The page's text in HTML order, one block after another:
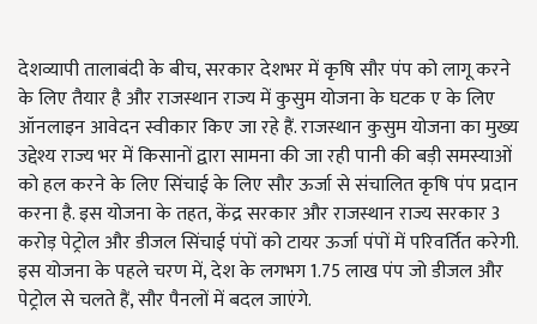
देशव्यापी तालाबंदी के बीच, सरकार देशभर में कृषि सौर पंप को लागू करने
के लिए तैयार है और राजस्थान राज्य में कुसुम योजना के घटक ए के लिए
ऑनलाइन आवेदन स्वीकार किए जा रहे हैं. राजस्थान कुसुम योजना का मुख्य
उद्देश्य राज्य भर में किसानों द्वारा सामना की जा रही पानी की बड़ी समस्याओं
को हल करने के लिए सिंचाई के लिए सौर ऊर्जा से संचालित कृषि पंप प्रदान
करना है. इस योजना के तहत, केंद्र सरकार और राजस्थान राज्य सरकार 3
करोड़ पेट्रोल और डीजल सिंचाई पंपों को टायर ऊर्जा पंपों में परिवर्तित करेगी.
इस योजना के पहले चरण में, देश के लगभग 1.75 लाख पंप जो डीजल और
पेट्रोल से चलते हैं, सौर पैनलों में बदल जाएंगे.